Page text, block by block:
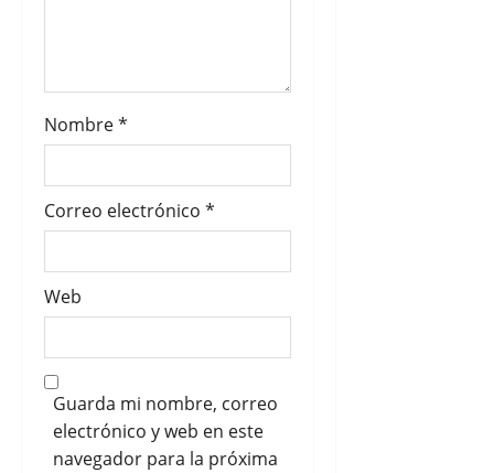
a
s
Nombre*
Correo electrónico *
Web
Guarda mi nombre, correo
electrónico y web en este
navegador para la próxima